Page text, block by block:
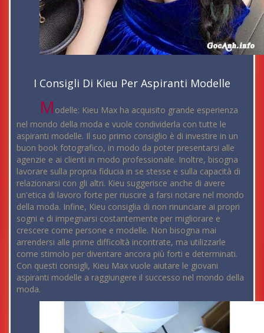
I Consigli Di Kieu Per Aspiranti Modelle
M odelle: Kieu Max ha acquisito grande esperienza
nel mondo della moda e vuole condividerla con tutte le
aspiranti modelle. Il suo primo consiglio è di investire in un
buon book fotografico, in modo da poter presentarsi alle
agenzie e ai clienti in modo professionale. Inoltre, bisogna
lavorare sulla propria fiducia in se stesse e sulla capacità di
relazionarsi con gli altri. Kieu suggerisce anche di avere
un'etica di lavoro forte per riuscire a farsi notare nel mondo
della moda. Infine, Kieu consiglia di non rinunciare ai propri
sogni e di impegnarsi costantemente per migliorare e
crescere come persone e modelle. Non bisogna mai
arrendersi alle prime difficoltà incontrate, ma utilizzarle
come stimolo per diventare ancora più forti e determinati.
Con questi consigli, Kieu Max vuole aiutare le giovani
aspiranti modelle a raggiungere il successo nel mondo della
moda.